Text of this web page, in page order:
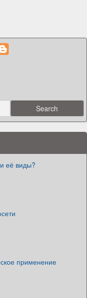
её виды?
применение